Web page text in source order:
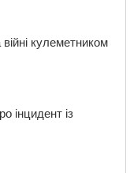
кулеметником
інцидент із